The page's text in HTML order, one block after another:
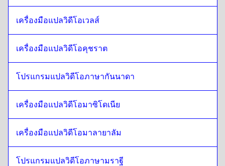
นอร์เวย์
ภาษาอังกฤษสิงคโปร์ / ภาษาทมิฬ
นอร์เวย์ถึงไอริช อังกฤษ / ไอริช
นอร์เวย์ถึงสวิสฝรั่งเศส / เยอรมัน
สวิสฝรั่งเศส / เยอรมันถึงนอร์เวย์
สเปนเวเนซุเอลา
ถึงนอร์เวย์
เครื่องมือแปลวิดีโอเวลส์
เครื่องมือแปลวิดีโอคุชราต
โปรแกรมแปลวิดีโอภาษากันนาดา
เครื่องมือแปลวิดีโอมาซิโดเนีย
เครื่องมือแปลวิดีโอมาลายาลัม
โปรแกรมแปลวิดีโอภาษามราฐี